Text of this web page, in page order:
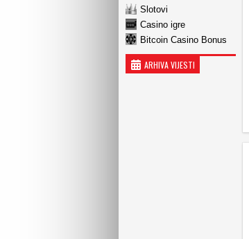
Slotovi
Casino igre
Bitcoin Casino Bonus
ARHIVA VIJESTI